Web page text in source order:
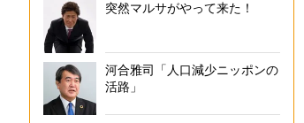
突然マルサがやって来た！
河合雅司「人口減少ニッポンの
活路」